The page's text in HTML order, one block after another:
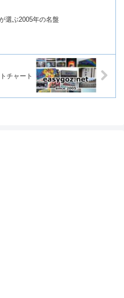
選ぶ2005年の名盤
チャート